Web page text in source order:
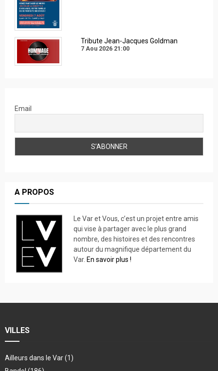
Tribute Jean-Jacques Goldman
7 Aou 2026 21:00
Email
A PROPOS
Le Var et Vous, c’est un projet entre amis
qui vise à partager avec le plus grand
nombre, des histoires et des rencontres
autour du magnifique département du
Var. En savoir plus !
VILLES
Ailleurs dans le Var(1)